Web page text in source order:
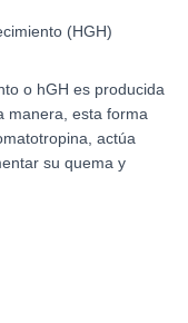
(HGH)
o hGH es producida
manera, esta forma
actúa
su quema y